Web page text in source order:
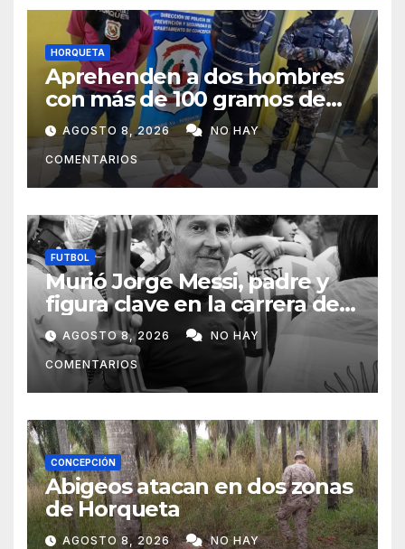
HORQUETA
Aprehenden a dos hombres
con más de 100 gramos de
supuesta marihuana en
Horqueta
AGOSTO 8, 2026 NO HAY
COMENTARIOS
FUTBOL
Murió Jorge Messi, padre y
figura clave en la carrera de
Lionel Messi
AGOSTO 8, 2026 NO HAY
COMENTARIOS
CONCEPCIÓN
Abigeos atacan en dos zonas
de Horqueta
AGOSTO 8, 2026 NO HAY